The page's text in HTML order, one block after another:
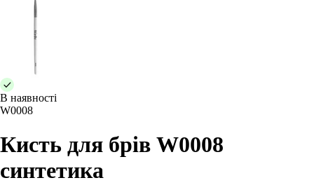
В наявності
W0008
Кисть для брів W0008
синтетика